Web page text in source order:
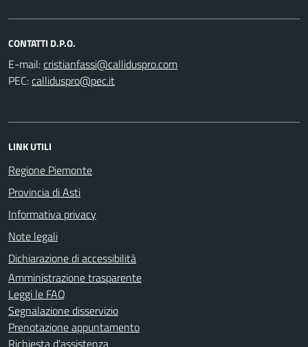
CONTATTI D.P.O.
E-mail:
PEC:
LINK UTILI
Regione Piemonte
Provincia di Asti
Informativa privacy
Note legali
Dichiarazione di accessibilità
Amministrazione trasparente
Leggi le FAQ
Segnalazione disservizio
Prenotazione appuntamento
Richiesta d'assistenza